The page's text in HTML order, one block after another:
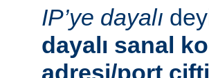
IP’ye dayalı
dayalı sanal
adresi/port çifti